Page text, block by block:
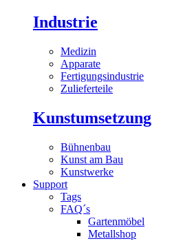
Industrie
Medizin
Apparate
Fertigungsindustrie
Zulieferteile
Kunstumsetzung
Bühnenbau
Kunst am Bau
Kunstwerke
Support
Tags
FAQ´s
Gartenmöbel
Metallshop